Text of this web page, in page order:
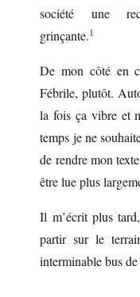
société une
grinçante.1
De mon côté en
Fébrile, plutôt.
la fois ça vibre et
temps je ne
de rendre mon
être lue plus
Il m’écrit plus
partir sur le
interminable bus